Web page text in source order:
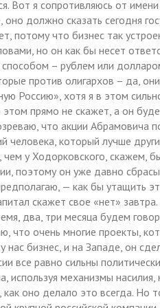
Вот я сопротивляюсь от
оно должно сказать сегодня
потому что бизнес так
но он как бы несет
– рублем или
против олигархов – да,
Россию», хотя я в этом
прямо не скажет, а он
что акции Абрамовича
человека, который лучше
чем у Ходорковского, скажем,
поэтому он уже давно
— как бы утащить
скажет свое «нет»
два, три месяца будем
что очень многие проекты,
нас бизнес, и на Западе, он
все равно сильны
используя механизмы
как оно делало это всегда. Но